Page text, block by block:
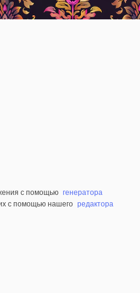
с помощью генератора
с помощью нашего редактора